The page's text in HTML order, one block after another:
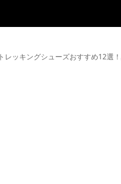
レッキングシューズおすすめ12選